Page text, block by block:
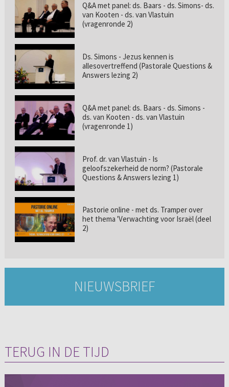
Q&A met panel: ds. Baars - ds. Simons- ds.
van Kooten - ds. van Vlastuin
(vragenronde 2)
Ds. Simons - Jezus kennen is
allesovertreffend (Pastorale Questions &
Answers lezing 2)
Q&A met panel: ds. Baars - ds. Simons -
ds. van Kooten - ds. van Vlastuin
(vragenronde 1)
Prof. dr. van Vlastuin - Is
geloofszekerheid de norm? (Pastorale
Questions & Answers lezing 1)
Pastorie online - met ds. Tramper over
het thema 'Verwachting voor Israël (deel
2)
NIEUWSBRIEF
TERUG IN DE TIJD